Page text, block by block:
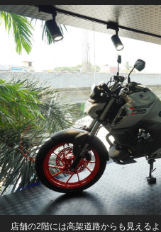
店舗の2階には高架道路からも見える